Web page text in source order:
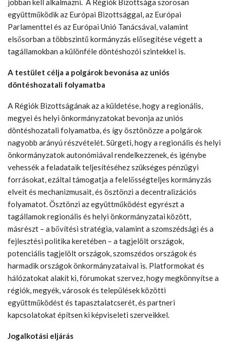
jobban kell alkalmazni. A Régiók Bizottsága szorosan
együttműködik az Európai Bizottsággal, az Európai
Parlamenttel és az Európai Unió Tanácsával, valamint
elsősorban a többszintű kormányzás elősegítése végett a
tagállamokban a különféle döntéshozói szintekkel is.
A testület célja a polgárok bevonása az uniós
döntéshozatali folyamatba
A Régiók Bizottságának az a küldetése, hogy a regionális,
megyei és helyi önkormányzatokat bevonja az uniós
döntéshozatali folyamatba, és így ösztönözze a polgárok
nagyobb arányú részvételét. Sürgeti, hogy a regionális és helyi
önkormányzatok autonómiával rendelkezzenek, és igénybe
vehessék a feladataik teljesítéséhez szükséges pénzügyi
forrásokat, ezáltal támogatja a felelősségteljes kormányzás
elveit és mechanizmusait, és ösztönzi a decentralizációs
folyamatot. Ösztönzi az együttműködést egyrészt a
tagállamok regionális és helyi önkormányzatai között,
másrészt – a bővítési stratégia, valamint a szomszédsági és a
fejlesztési politika keretében – a tagjelölt országok,
potenciális tagjelölt országok, szomszédos országok és
harmadik országok önkormányzataival is. Platformokat és
hálózatokat alakít ki, fórumokat szervez, hogy megkönnyítse a
régiók, megyék, városok és települések közötti
együttműködést és tapasztalatcserét, és partneri
kapcsolatokat építsen ki képviseleti szerveikkel.
Jogalkotási eljárás